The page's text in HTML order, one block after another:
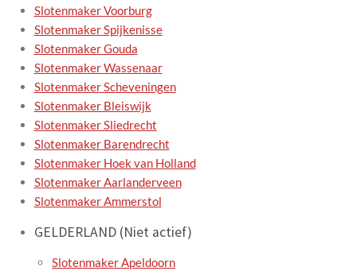
Slotenmaker Voorburg
Slotenmaker Spijkenisse
Slotenmaker Gouda
Slotenmaker Wassenaar
Slotenmaker Scheveningen
Slotenmaker Bleiswijk
Slotenmaker Sliedrecht
Slotenmaker Barendrecht
Slotenmaker Hoek van Holland
Slotenmaker Aarlanderveen
Slotenmaker Ammerstol
GELDERLAND (Niet actief)
Slotenmaker Apeldoorn